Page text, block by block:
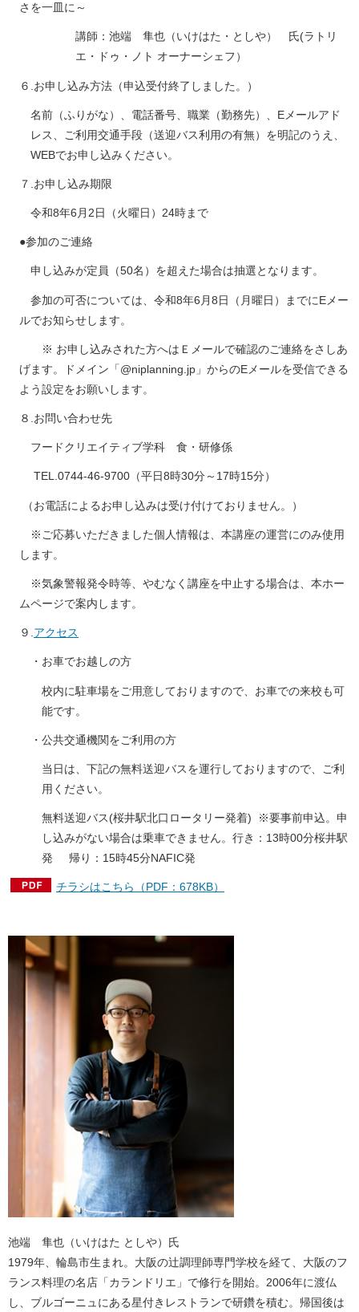
さを一皿に～
講師：池端 隼也（いけはた・としや） 氏(ラトリ
エ・ドゥ・ノト オーナーシェフ）
６.お申し込み方法（申込受付終了しました。）
名前（ふりがな）、電話番号、職業（勤務先）、Eメールアド
レス、ご利用交通手段（送迎バス利用の有無）を明記のうえ、
WEBでお申し込みください。
７.お申し込み期限
令和8年6月2日（火曜日）24時まで
●参加のご連絡
申し込みが定員（50名）を超えた場合は抽選となります。
参加の可否については、令和8年6月8日（月曜日）までにEメー
ルでお知らせします。
※ お申し込みされた方へはＥメールで確認のご連絡をさしあ
げます。ドメイン「@niplanning.jp」からのEメールを受信できる
よう設定をお願いします。
８.お問い合わせ先
フードクリエイティブ学科 食・研修係
TEL.0744-46-9700（平日8時30分～17時15分）
（お電話によるお申し込みは受け付けておりません。）
※ご応募いただきました個人情報は、本講座の運営にのみ使用
します。
※気象警報発令時等、やむなく講座を中止する場合は、本ホー
ムページで案内します。
９. アクセス
・お車でお越しの方
校内に駐車場をご用意しておりますので、お車での来校も可
能です。
・公共交通機関をご利用の方
当日は、下記の無料送迎バスを運行しておりますので、ご利
用ください。
無料送迎バス(桜井駅北口ロータリー発着) ※要事前申込。申
し込みがない場合は乗車できません。行き：13時00分桜井駅
発 帰り：15時45分NAFIC発
チラシはこちら（PDF：678KB）
池端 隼也（いけはた としや）氏
1979年、輪島市生まれ。大阪の辻調理師専門学校を経て、大阪のフ
ランス料理の名店「カランドリエ」で修行を開始。2006年に渡仏
し、ブルゴーニュにある星付きレストランで研鑽を積む。帰国後は